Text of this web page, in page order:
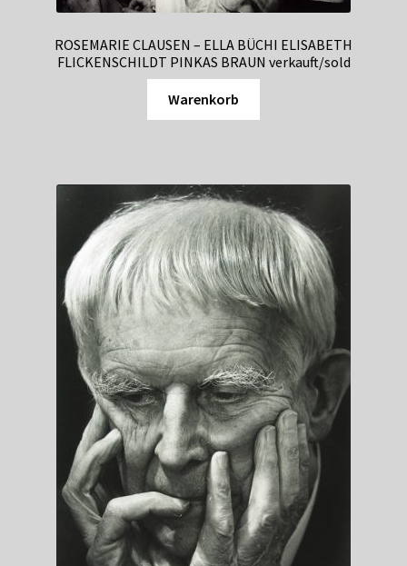
ROSEMARIE CLAUSEN – ELLA BÜCHI ELISABETH
FLICKENSCHILDT PINKAS BRAUN verkauft/sold
Warenkorb